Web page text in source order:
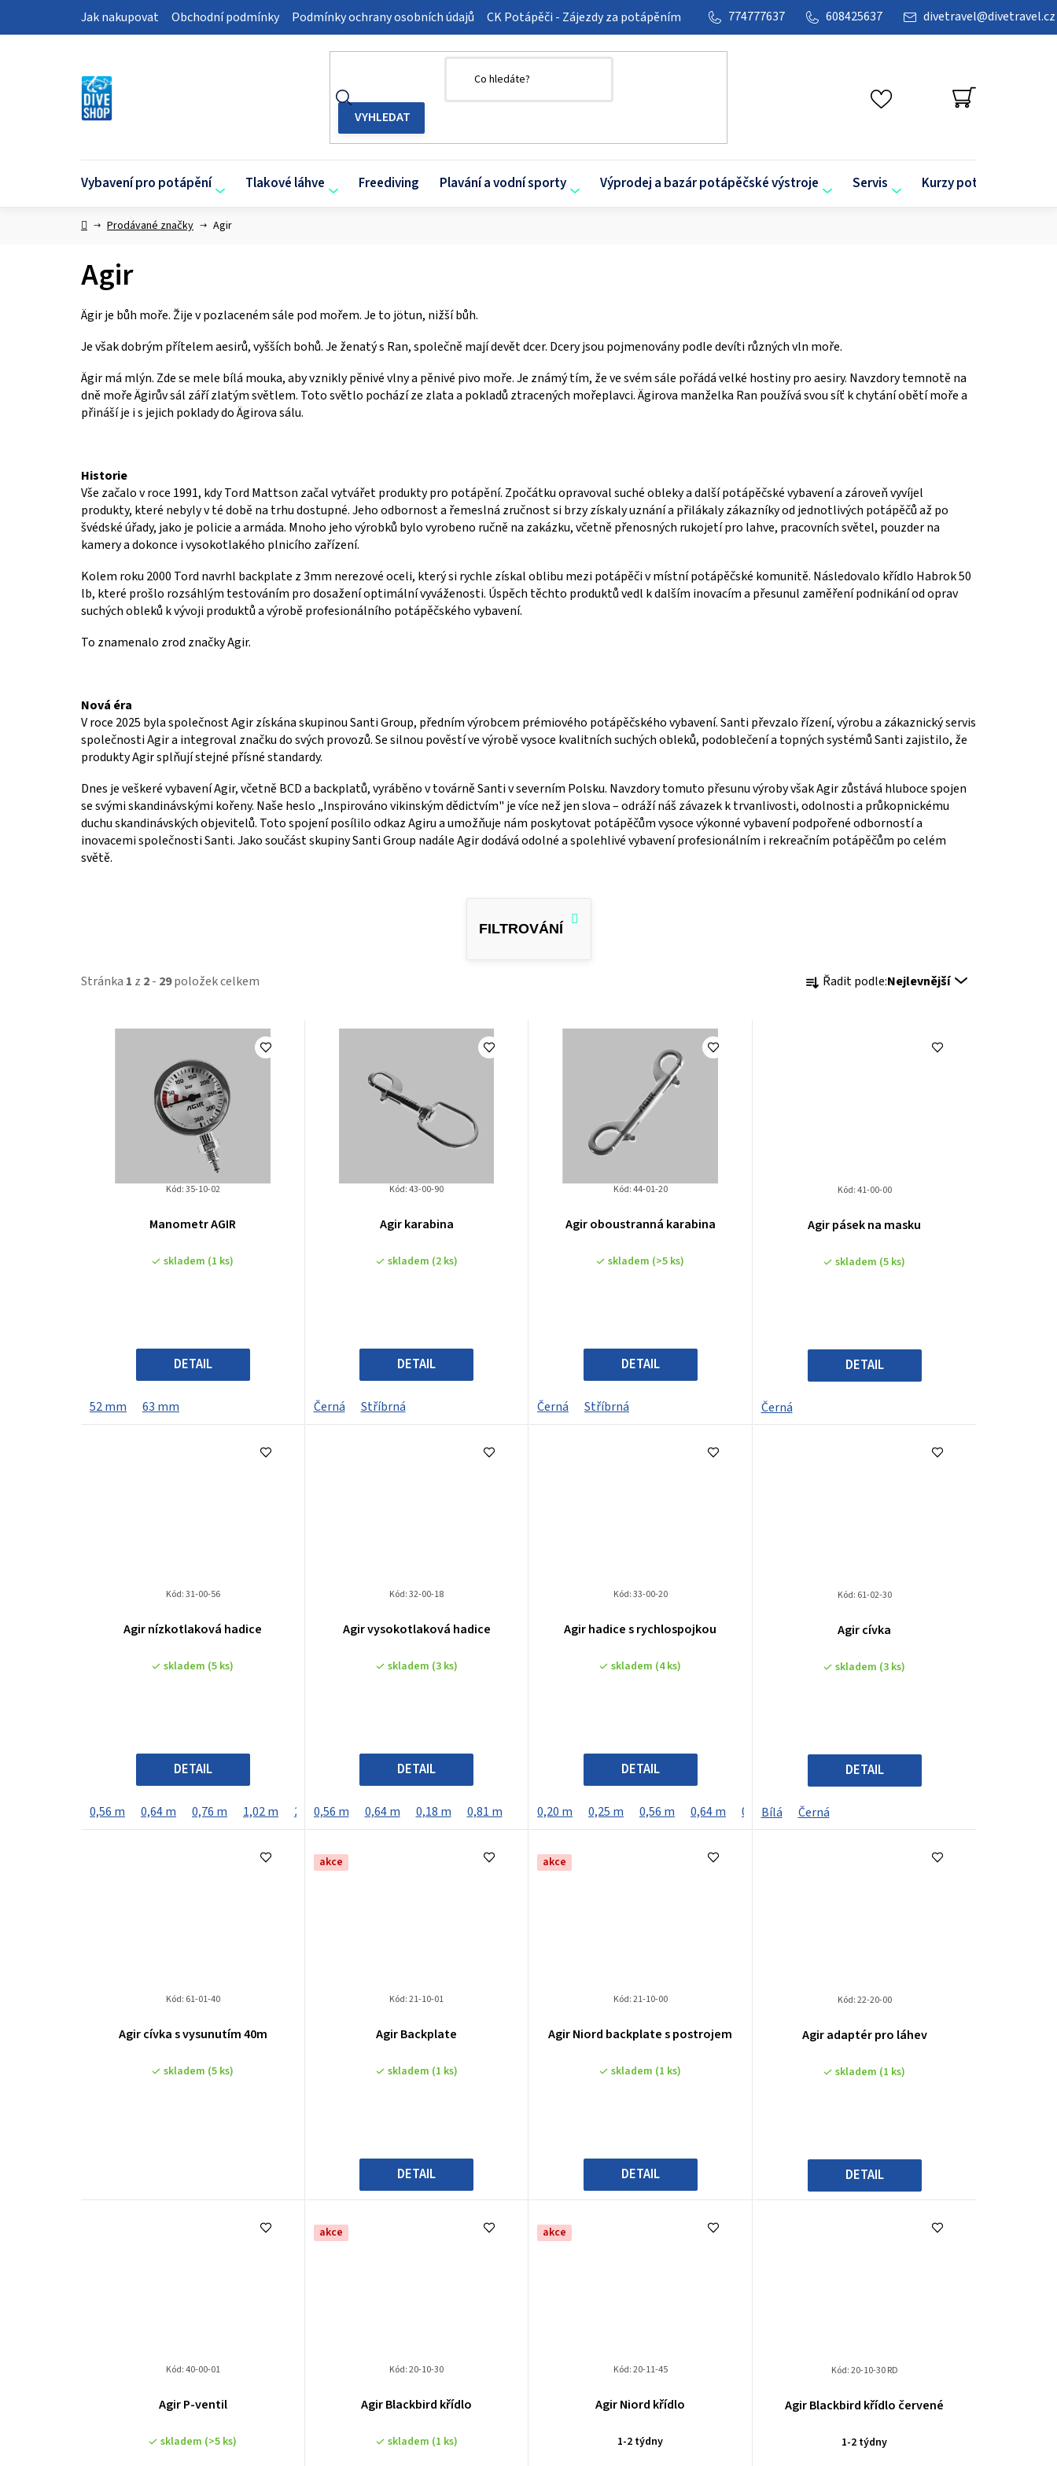
Jak nakupovat Obchodní podmínky Podmínky ochrany osobních údajů CK Potápěči - Zájezdy za potápěním divetravel@divetravel.cz
608425637
774777637
NÁKUPNÍ
KOŠÍK
Vybavení pro potápění Tlakové láhve Freediving Plavání a vodní sporty Výprodej a bazár potápěčské výstroje Servis Kurzy potápění
DomůProdávané značky Agir
Agir
Ägir je bůh moře. Žije v pozlaceném sále pod mořem. Je to jötun, nižší bůh.
Je však dobrým přítelem aesirů, vyšších bohů. Je ženatý s Ran, společně mají devět dcer. Dcery jsou pojmenovány podle devíti různých vln moře.
Ägir má mlýn. Zde se mele bílá mouka, aby vznikly pěnivé vlny a pěnivé pivo moře. Je známý tím, že ve svém sále pořádá velké hostiny pro aesiry. Navzdory temnotě na
dně moře Ägirův sál září zlatým světlem. Toto světlo pochází ze zlata a pokladů ztracených mořeplavci. Ägirova manželka Ran používá svou síť k chytání obětí moře a
přináší je i s jejich poklady do Ägirova sálu.
Historie
Vše začalo v roce 1991, kdy Tord Mattson začal vytvářet produkty pro potápění. Zpočátku opravoval suché obleky a další potápěčské vybavení a zároveň vyvíjel
produkty, které nebyly v té době na trhu dostupné. Jeho odbornost a řemeslná zručnost si brzy získaly uznání a přilákaly zákazníky od jednotlivých potápěčů až po
švédské úřady, jako je policie a armáda. Mnoho jeho výrobků bylo vyrobeno ručně na zakázku, včetně přenosných rukojetí pro lahve, pracovních světel, pouzder na
kamery a dokonce i vysokotlakého plnicího zařízení.
Kolem roku 2000 Tord navrhl backplate z 3mm nerezové oceli, který si rychle získal oblibu mezi potápěči v místní potápěčské komunitě. Následovalo křídlo Habrok 50
lb, které prošlo rozsáhlým testováním pro dosažení optimální vyváženosti. Úspěch těchto produktů vedl k dalším inovacím a přesunul zaměření podnikání od oprav
suchých obleků k vývoji produktů a výrobě profesionálního potápěčského vybavení.
To znamenalo zrod značky Agir.
Nová éra
V roce 2025 byla společnost Agir získána skupinou Santi Group, předním výrobcem prémiového potápěčského vybavení. Santi převzalo řízení, výrobu a zákaznický servis
společnosti Agir a integroval značku do svých provozů. Se silnou pověstí ve výrobě vysoce kvalitních suchých obleků, podoblečení a topných systémů Santi zajistilo, že
produkty Agir splňují stejné přísné standardy.
Dnes je veškeré vybavení Agir, včetně BCD a backplatů, vyráběno v továrně Santi v severním Polsku. Navzdory tomuto přesunu výroby však Agir zůstává hluboce spojen
se svými skandinávskými kořeny. Naše heslo „Inspirováno vikinským dědictvím" je více než jen slova – odráží náš závazek k trvanlivosti, odolnosti a průkopnickému
duchu skandinávských objevitelů. Toto spojení posílilo odkaz Agiru a umožňuje nám poskytovat potápěčům vysoce výkonné vybavení podpořené odborností a
inovacemi společnosti Santi. Jako součást skupiny Santi Group nadále Agir dodává odolné a spolehlivé vybavení profesionálním i rekreačním potápěčům po celém
světě.
Stránka 1 z 2- 29položek celkem
Ř
o
t
ů
Řadit podle:Nejlevnější
ů
Manometr AGIR
skladem (1 ks)
DETAIL
52 mm 63 mm
Kód:35-10-02
Agir karabina
skladem (2 ks)
DETAIL
Černá Stříbrná
Kód:43-00-90
Agir oboustranná karabina
skladem (>5 ks)
DETAIL
Černá Stříbrná
Kód:44-01-20
Agir pásek na masku
skladem (5 ks)
DETAIL
Černá
Kód:41-00-00
Agir nízkotlaková hadice
skladem (5 ks)
DETAIL
0,56 m 0,64 m 0,76 m 1,02 m 2,13 m
Kód:31-00-56
Agir vysokotlaková hadice
skladem (3 ks)
DETAIL
0,56 m 0,64 m 0,18 m 0,81 m
Kód:32-00-18
Agir hadice s rychlospojkou
skladem (4 ks)
DETAIL
0,20 m 0,25 m 0,56 m 0,64 m 0,76 m 1,02 m
Kód:33-00-20
Agir cívka
skladem (3 ks)
DETAIL
Bílá Černá
Kód: 61-02-30
Agir cívka s vysunutím 40m
skladem (5 ks)
Kód: 61-01-40
akce
Agir Backplate
skladem (1 ks)
DETAIL
Kód:21-10-01
akce
Agir Niord backplate s postrojem
skladem (1 ks)
DETAIL
Kód:21-10-00
Agir adaptér pro láhev
skladem (1 ks)
DETAIL
Kód:22-20-00
Agir P-ventil
skladem (>5 ks)
Kód:40-00-01
akce
Agir Blackbird křídlo
skladem (1 ks)
Kód:20-10-30
akce
Agir Niord křídlo
1-2 týdny
Kód:20-11-45
Agir Blackbird křídlo červené
1-2 týdny
Kód:20-10-30 RD